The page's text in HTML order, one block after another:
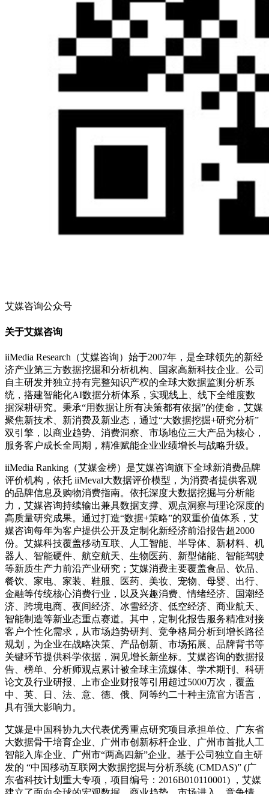
艾媒咨询公众号
关于艾媒咨询
iiMedia Research（艾媒咨询）始于2007年，是全球领先的新经
济产业第三方数据挖掘和分析机构、国家高新科技企业。公司
自主研发并独立持有完整知识产权的全球大数据监测分析系
统，搭建智能化AI数据分析体系，实现线上、线下全维度数
据深耕研究。秉承“用数据让所有决策都有依据”的使命，艾媒
聚焦新技术、新消费及新业态，通过“大数据挖掘+研究分析”
双引擎，以商业趋势、消费洞察、市场地位三大产品为核心，
服务客户成长全周期，精准赋能企业业绩增长与战略升级。
iiMedia Ranking（艾媒金榜）是艾媒咨询旗下全球新消费品牌
评价机构，依托 iiMeval大数据评价模型，为消费者提供客观
的品牌信息及购物消费指南。依托深度大数据挖掘与分析能
力，艾媒咨询持续输出兼具数据支撑、观点洞察与理论深度的
高质量研究成果。通过打造“数据+策略”的双重价值体系，艾
媒咨询每年为客户提供公开及定制化新经济前沿报告超2000
份。艾媒科技覆盖移动互联、人工智能、半导体、新材料、机
器人、智能硬件、航空航天、生物医药、新型储能、智能驾驶
等新质生产力前沿产业研究；艾媒消费主要覆盖食品、饮品、
餐饮、家电、家装、鞋服、医药、美妆、宠物、母婴、出行、
金融等传统核心消费行业，以及兴趣消费、情绪经济、国潮经
济、跨境电商、夜间经济、冰雪经济、低空经济、商业航天、
智能制造等新业态重点赛道。其中，定制化报告服务精准对接
客户个性化需求，从市场趋势研判、竞争格局分析到增长路径
规划，为企业在战略决策、产品创新、市场拓展、品牌背书等
关键环节提供科学依据，洞见增长新坐标。艾媒咨询的数据报
告、榜单、分析师观点累计被全球主流媒体、学术期刊、科研
论文及行业研报、上市企业财报等引用超过5000万次，覆盖
中、英、日、法、意、德、俄、阿等约二十种主流官方语言，
具有强大影响力。
艾媒是中国科协九大代表优秀重点研究项目承担单位、广东省
大数据骨干培育企业、广州市创新标杆企业、广州市首批人工
智能入库企业、广州市“两高四新”企业。基于公司独立自主研
发的 “中国移动互联网大数据挖掘与分析系统 (CMDAS)” (广
东省科技计划重大专项，项目编号：2016B010110001) ，艾媒